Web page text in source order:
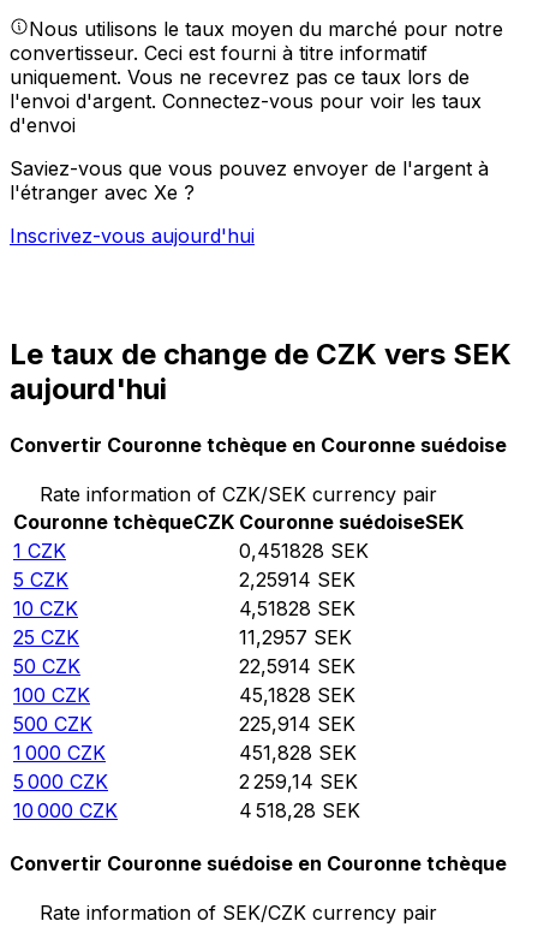
Nous utilisons le taux moyen du marché pour notre
convertisseur. Ceci est fourni à titre informatif
uniquement. Vous ne recevrez pas ce taux lors de
l'envoi d'argent. Connectez-vous pour voir les taux
d'envoi
Saviez-vous que vous pouvez envoyer de l'argent à
l'étranger avec Xe ?
Inscrivez-vous aujourd'hui
Le taux de change de CZK vers SEK
aujourd'hui
Convertir Couronne tchèque en Couronne suédoise
Rate information of CZK/SEK currency pair
Couronne tchèqueCZK Couronne suédoiseSEK
1 CZK 0,451828 SEK
5 CZK 2,25914 SEK
10 CZK 4,51828 SEK
25 CZK 11,2957 SEK
50 CZK 22,5914 SEK
100 CZK 45,1828 SEK
500 CZK 225,914 SEK
1 000 CZK 451,828 SEK
5 000 CZK 2 259,14 SEK
10 000 CZK 4 518,28 SEK
Convertir Couronne suédoise en Couronne tchèque
Rate information of SEK/CZK currency pair